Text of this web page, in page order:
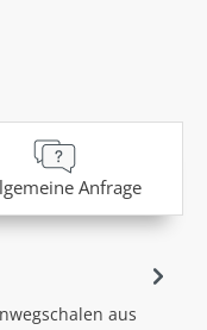
Anfrage
aus